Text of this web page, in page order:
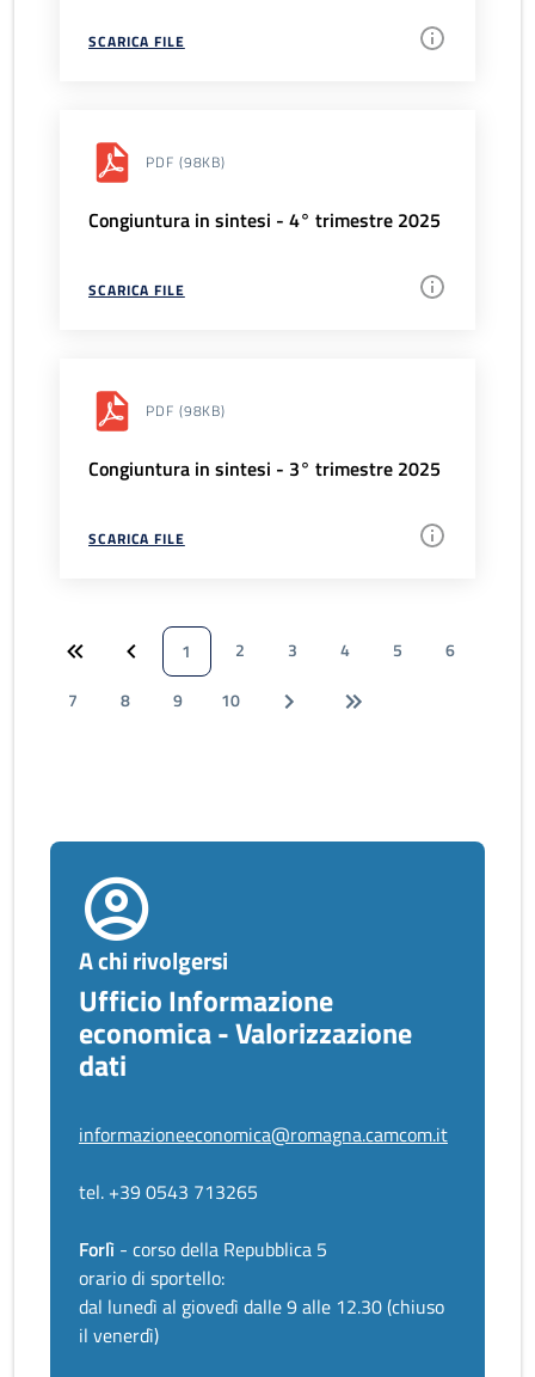
SCARICA FILE
PDF (98KB)
Congiuntura in sintesi - 4° trimestre 2025
SCARICA FILE
PDF (98KB)
Congiuntura in sintesi - 3° trimestre 2025
SCARICA FILE
1 2 3 4 5
6
7
8 9 10
A chi rivolgersi
Ufficio Informazione
economica - Valorizzazione
dati
informazioneeconomica@romagna.camcom.it
tel. +39 0543 713265
Forlì - corso della Repubblica 5
orario di sportello:
dal lunedì al giovedì dalle 9 alle 12.30 (chiuso
il venerdì)